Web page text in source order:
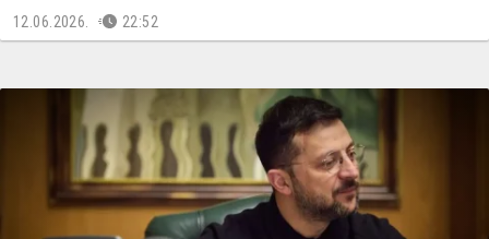
12.06.2026. 22:52